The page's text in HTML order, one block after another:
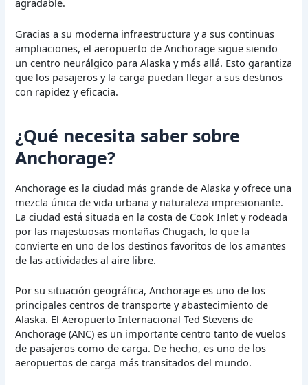
agradable.
Gracias a su moderna infraestructura y a sus continuas
ampliaciones, el aeropuerto de Anchorage sigue siendo
un centro neurálgico para Alaska y más allá. Esto garantiza
que los pasajeros y la carga puedan llegar a sus destinos
con rapidez y eficacia.
¿Qué necesita saber sobre
Anchorage?
Anchorage es la ciudad más grande de Alaska y ofrece una
mezcla única de vida urbana y naturaleza impresionante.
La ciudad está situada en la costa de Cook Inlet y rodeada
por las majestuosas montañas Chugach, lo que la
convierte en uno de los destinos favoritos de los amantes
de las actividades al aire libre.
Por su situación geográfica, Anchorage es uno de los
principales centros de transporte y abastecimiento de
Alaska. El Aeropuerto Internacional Ted Stevens de
Anchorage (ANC) es un importante centro tanto de vuelos
de pasajeros como de carga. De hecho, es uno de los
aeropuertos de carga más transitados del mundo.